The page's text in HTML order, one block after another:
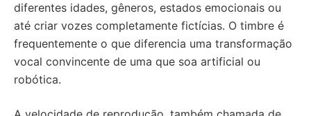
diferentes idades, gêneros, estados emocionais ou
até criar vozes completamente fictícias. O timbre é
frequentemente o que diferencia uma transformação
vocal convincente de uma que soa artificial ou
robótica.